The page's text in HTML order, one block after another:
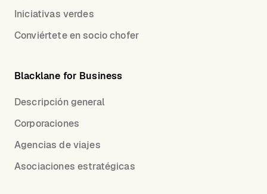
Iniciativas verdes
Conviértete en socio chofer
Blacklane for Business
Descripción general
Corporaciones
Agencias de viajes
Asociaciones estratégicas